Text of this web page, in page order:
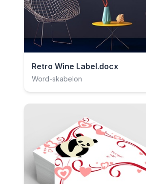
Retro Wine Label.docx
Word-skabelon